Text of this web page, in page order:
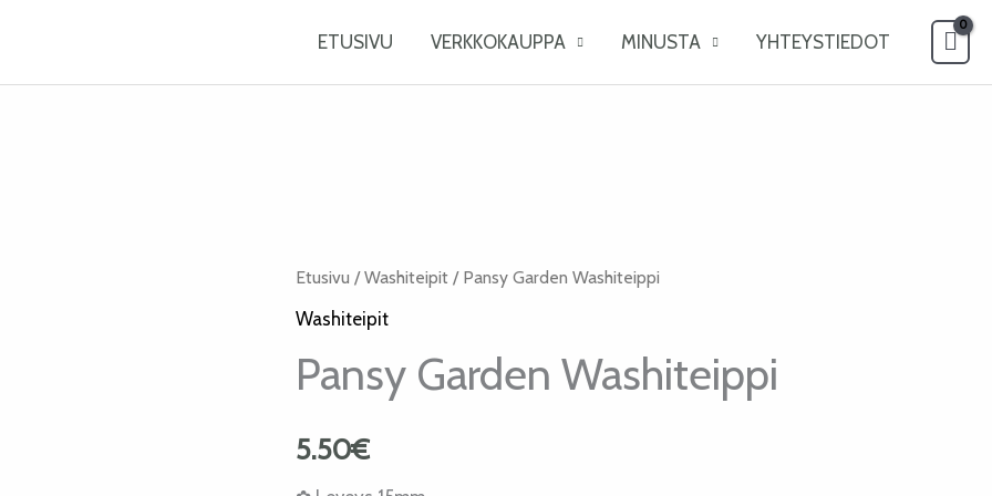
ETUSIVU VERKKOKAUPPA MINUSTA YHTEYSTIEDOT
Etusivu /Washiteipit / Pansy Garden Washiteippi
Washiteipit
Pansy Garden Washiteippi
5.50€
Pansy
Garden
määrä